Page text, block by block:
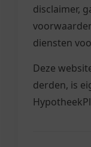
disclaimer,
diensten
Deze
derden, is